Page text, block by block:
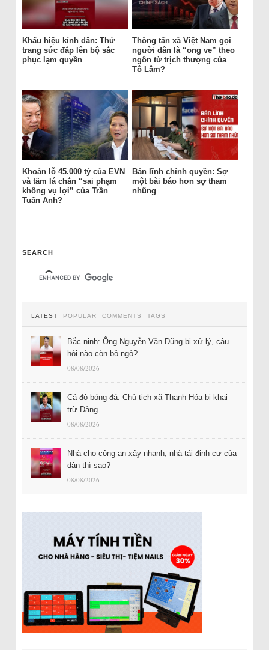
Khẩu hiệu kính dân: Thứ
trang sức đắp lên bộ sắc
phục lạm quyền
Thông tấn xã Việt Nam gọi
người dân là “ong ve” theo
ngôn từ trịch thượng của
Tô Lâm?
Khoản lỗ 45.000 tỷ của EVN
và tấm lá chắn “sai phạm
không vụ lợi” của Trần
Tuấn Anh?
Bản lĩnh chính quyền: Sợ
một bài báo hơn sợ tham
nhũng
SEARCH
LATEST POPULAR COMMENTS TAGS
Bắc ninh: Ông Nguyễn Văn Dũng bị xử lý, câu
hỏi nào còn bỏ ngỏ?
08/08/2026
Cá độ bóng đá: Chủ tịch xã Thanh Hóa bị khai
trừ Đảng
08/08/2026
Nhà cho công an xây nhanh, nhà tái định cư của
dân thì sao?
08/08/2026